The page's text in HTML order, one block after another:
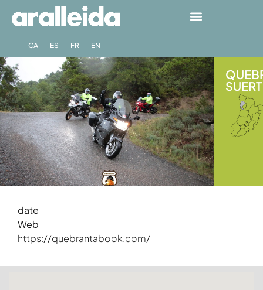
CA ES FR EN
date
Web
https://quebrantabook.com/